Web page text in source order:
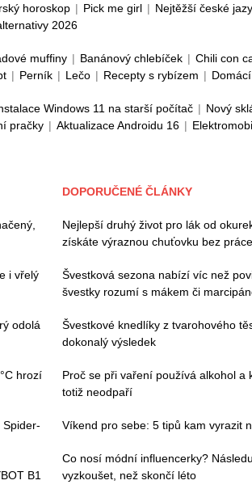
horoskop | Pick me girl | Nejtěžší české
2026
muffiny | Banánový chlebíček | Chili con
| Perník | Lečo | Recepty s rybízem |
Windows 11 na starší počítač | Nový
pračky | Aktualizace Androidu 16 |
i vřelý
odolá
hrozí
B1
DOPORUČENÉ ČLÁNKY
Nejlepší druhý život pro lák od
získáte výraznou chuťovku bez práce
Švestková sezona nabízí víc než
švestky rozumí s mákem či
Švestkové knedlíky z tvarohového
dokonalý výsledek
Proč se při vaření používá alkohol a
totiž neodpaří
Víkend pro sebe: 5 tipů kam vyrazit
Co nosí módní influencerky?
vyzkoušet, než skončí léto